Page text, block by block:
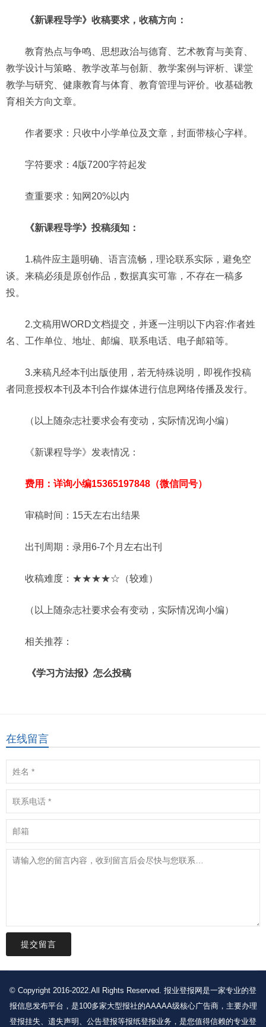
《新课程导学》收稿要求，收稿方向：
教育热点与争鸣、思想政治与德育、艺术教育与美育、
教学设计与策略、教学改革与创新、教学案例与评析、课堂
教学与研究、健康教育与体育、教育管理与评价。收基础教
育相关方向文章。
作者要求：只收中小学单位及文章，封面带核心字样。
字符要求：4版7200字符起发
查重要求：知网20%以内
《新课程导学》投稿须知：
1.稿件应主题明确、语言流畅，理论联系实际，避免空
谈。来稿必须是原创作品，数据真实可靠，不存在一稿多
投。
2.文稿用WORD文档提交，并逐一注明以下内容:作者姓
名、工作单位、地址、邮编、联系电话、电子邮箱等。
3.来稿凡经本刊出版使用，若无特殊说明，即视作投稿
者同意授权本刊及本刊合作媒体进行信息网络传播及发行。
（以上随杂志社要求会有变动，实际情况询小编）
《新课程导学》发表情况：
费用：详询小编15365197848（微信同号）
审稿时间：15天左右出结果
出刊周期：录用6-7个月左右出刊
收稿难度：★★★★☆（较难）
（以上随杂志社要求会有变动，实际情况询小编）
相关推荐：
《学习方法报》怎么投稿
在线留言
提交留言
© Copyright 2016-2022.All Rights Reserved. 报业登报网是一家专业的登
报信息发布平台，是100多家大型报社的AAAAA级核心广告商，主要办理
登报挂失、遗失声明、公告登报等报纸登报业务，是您值得信赖的专业登